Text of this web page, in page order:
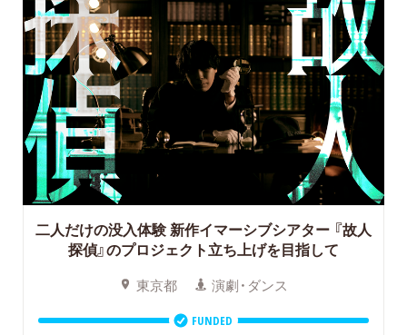
二人だけの没入体験 新作イマーシブシアター 『故人
探偵』のプロジェクト立ち上げを目指して
東京都 演劇・ダンス
FUNDED